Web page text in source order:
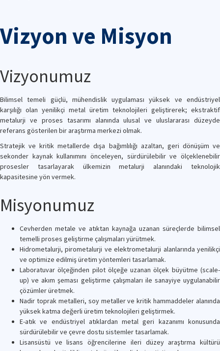
Vizyon ve Misyon
Vizyonumuz
Bilimsel temeli güçlü, mühendislik uygulaması yüksek ve endüstriyel
karşılığı olan yenilikçi metal üretim teknolojileri geliştirerek; ekstraktif
metalurji ve proses tasarımı alanında ulusal ve uluslararası düzeyde
referans gösterilen bir araştırma merkezi olmak.
Stratejik ve kritik metallerde dışa bağımlılığı azaltan, geri dönüşüm ve
sekonder kaynak kullanımını önceleyen, sürdürülebilir ve ölçeklenebilir
prosesler tasarlayarak ülkemizin metalurji alanındaki teknolojik
kapasitesine yön vermek.
Misyonumuz
Cevherden metale ve atıktan kaynağa uzanan süreçlerde bilimsel
temelli proses geliştirme çalışmaları yürütmek.
Hidrometalurji, pirometalurji ve elektrometalurji alanlarında yenilikçi
ve optimize edilmiş üretim yöntemleri tasarlamak.
Laboratuvar ölçeğinden pilot ölçeğe uzanan ölçek büyütme (scale-
up) ve akım şeması geliştirme çalışmaları ile sanayiye uygulanabilir
çözümler üretmek.
Nadir toprak metalleri, soy metaller ve kritik hammaddeler alanında
yüksek katma değerli üretim teknolojileri geliştirmek.
E-atık ve endüstriyel atıklardan metal geri kazanımı konusunda
sürdürülebilir ve çevre dostu sistemler tasarlamak.
Lisansüstü ve lisans öğrencilerine ileri düzey araştırma kültürü